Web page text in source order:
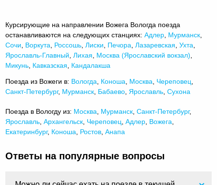
Курсирующие на направлении Вожега Вологда поезда
останавливаются на следующих станциях:Адлер Мурманск
Сочи
Воркута Россошь ,Лиски Печора ,Лазаревская ,Ухта
Ярославль-Главный ,Лихая Москва (Ярославский вокзал)
Микунь Кавказская Кандалакша
Поезда из Вожеги в: Вологда Коноша Москва Череповец
Санкт-Петербург, Мурманск Бабаево Ярославль ,Сухона
Поезда в Вологду из: Москва Мурманск ,Санкт-Петербург,
Ярославль ,Архангельск Череповец ,Адлер Вожега
Екатеринбург, Коноша Ростов ,Анапа
Ответы на популярные вопросы